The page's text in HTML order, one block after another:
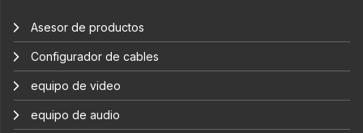
Asesor de productos
Configurador de cables
equipo de video
equipo de audio